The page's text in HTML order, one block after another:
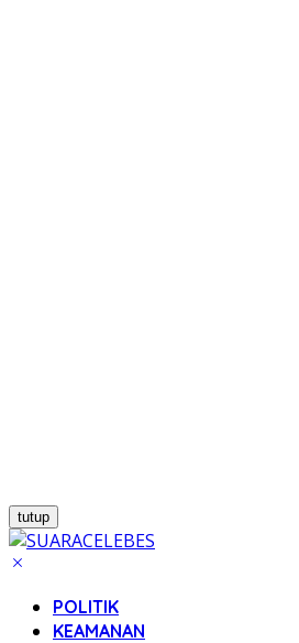
tutup
POLITIK
KEAMANAN